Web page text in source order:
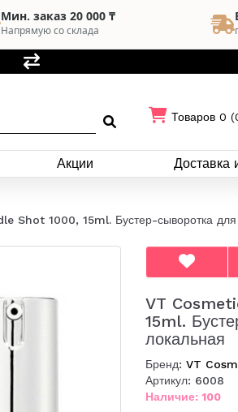
Мин. заказ 20 000 ₸
Напрямую со склада
Товаров 0
Акции Доставка
Shot 1000, 15ml. Бустер-сыворотка для
VT
15ml.
локальная
Бренд: VT
Артикул: 6008
Наличие: 100